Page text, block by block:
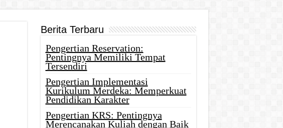
Berita Terbaru
Pengertian Reservation:
Pentingnya Memiliki Tempat
Tersendiri
Pengertian Implementasi
Kurikulum Merdeka: Memperkuat
Pendidikan Karakter
Pengertian KRS: Pentingnya
Merencanakan Kuliah dengan Baik